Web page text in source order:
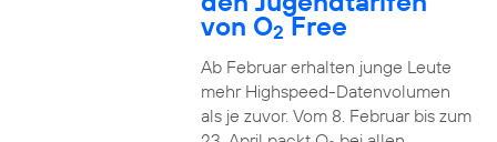
von O2Free
Ab Februar erhalten junge Leute
mehr Highspeed-Datenvolumen
als je zuvor. Vom 8. Februar bis zum